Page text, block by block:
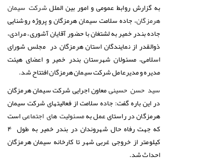
به گزارش روابط عمومی و امور بین الملل شرکت سیمان
هرمزگان، جاده سلامت سیمان هرمزگان و پروژه روشنایی
جاده بندر خمیر به لشتغان با حضور آقایان آشوری، مرادی،
ذوالقدر از نمایندگان استان هرمزگان در مجلس شورای
اسلامی، مسئولان شهرستان بندر خمیر و اعضای هیئت
مدیره و مدیرعامل شرکت سیمان هرمزگان افتتاح شد.
سید حسن حسینی معاون اجرایی شرکت سیمان هرمزگان
در این باره گفت: جاده سلامت از فعالیتهای شرکت سیمان
هرمزگان در راستای عمل بهمسئولیت های اجتماعی است
که جهت رفاه حال شهروندان در بندر خمیر به طول ۴
کیلومتر از خروجی غربی شهر تا کارخانه سیمان هرمزگان
احداث شد.